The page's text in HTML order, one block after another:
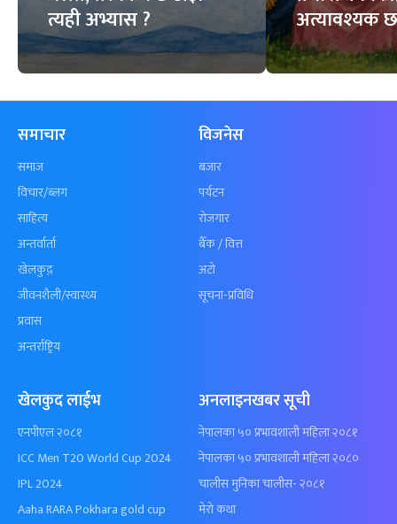
त्यही अभ्यास ? अत्यावश्यक
समाचार
समाज
विचार/ब्लग
साहित्य
अन्तर्वार्ता
खेलकुद़़
जीवनशैली/स्वास्थ्य
प्रवास
अन्तर्राष्ट्रिय
विजनेस
बजार
पर्यटन
रोजगार
बैँक / वित्त
अटो
सूचना-प्रविधि
खेलकुद लाईभ
एनपीएल २०८१
ICC Men T20 World Cup 2024
IPL 2024
Aaha RARA Pokhara gold cup
अनलाइनखबर सूची
नेपालका ५० प्रभावशाली महिला २०८१
नेपालका ५० प्रभावशाली महिला २०८०
चालीस मुनिका चालीस- २०८१
मेरो कथा